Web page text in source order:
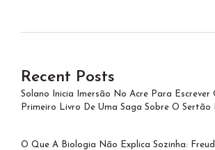
Recent Posts
Solano Inicia Imersão No Acre Para Escrever
Primeiro Livro De Uma Saga Sobre O Sertão
O Que A Biologia Não Explica Sozinha: